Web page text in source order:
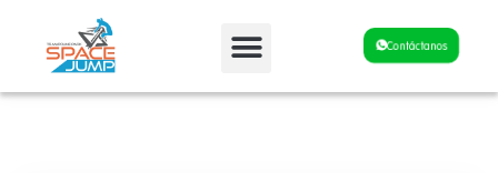
Contáctanos